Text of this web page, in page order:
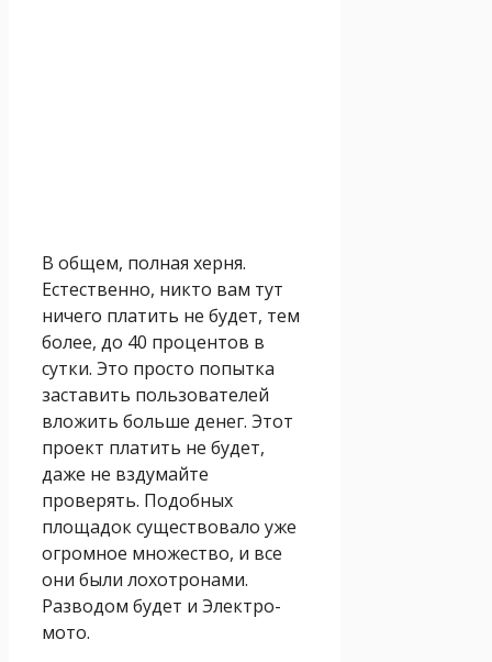
В общем, полная херня.
Естественно, никто вам тут
ничего платить не будет, тем
более, до 40 процентов в
сутки. Это просто попытка
заставить пользователей
вложить больше денег. Этот
проект платить не будет,
даже не вздумайте
проверять. Подобных
площадок существовало уже
огромное множество, и все
они были лохотронами.
Разводом будет и Электро-
мото.